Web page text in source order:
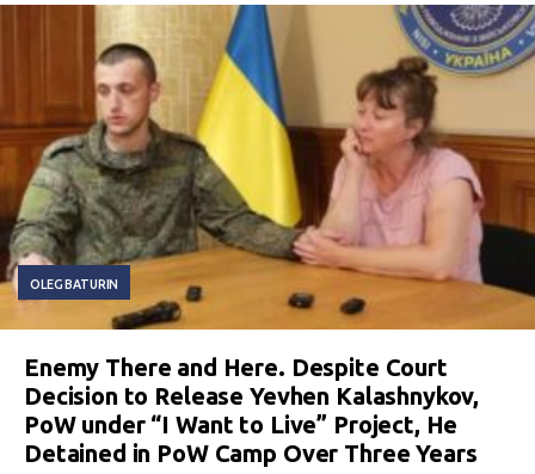
OLEG BATURIN
Enemy There and Here. Despite Court
Decision to Release Yevhen Kalashnykov,
PoW under “I Want to Live” Project, He
Detained in PoW Camp Over Three Years